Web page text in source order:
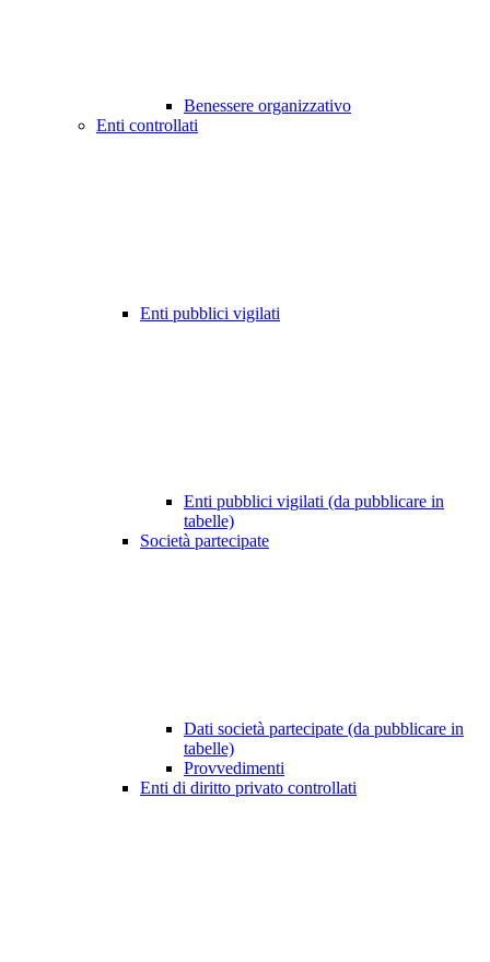
Benessere organizzativo
Enti controllati
Enti pubblici vigilati
Enti pubblici vigilati (da pubblicare in
tabelle)
Società partecipate
Dati società partecipate (da pubblicare in
tabelle)
Provvedimenti
Enti di diritto privato controllati